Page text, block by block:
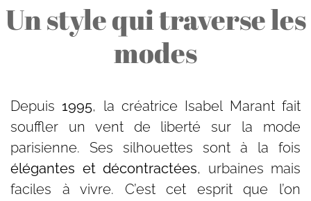
Un style qui traverse les
modes
Depuis 1995, la créatrice Isabel Marant fait
souffler un vent de liberté sur la mode
parisienne. Ses silhouettes sont à la fois
élégantes et décontractées, urbaines mais
faciles à vivre. C’est cet esprit que l’on